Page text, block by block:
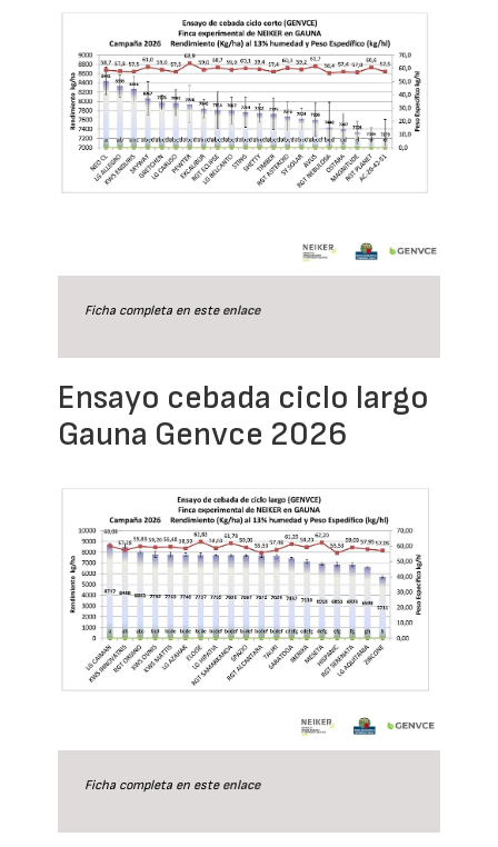
Ficha completa en este enlace
Ensayo cebada ciclo largo
Gauna Genvce 2026
Ficha completa en este enlace